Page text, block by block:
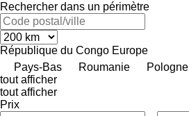
Rechercher dans un périmètre
République du Congo Europe
Pays-Bas
Roumanie
Pologne
tout afficher
tout afficher
Prix